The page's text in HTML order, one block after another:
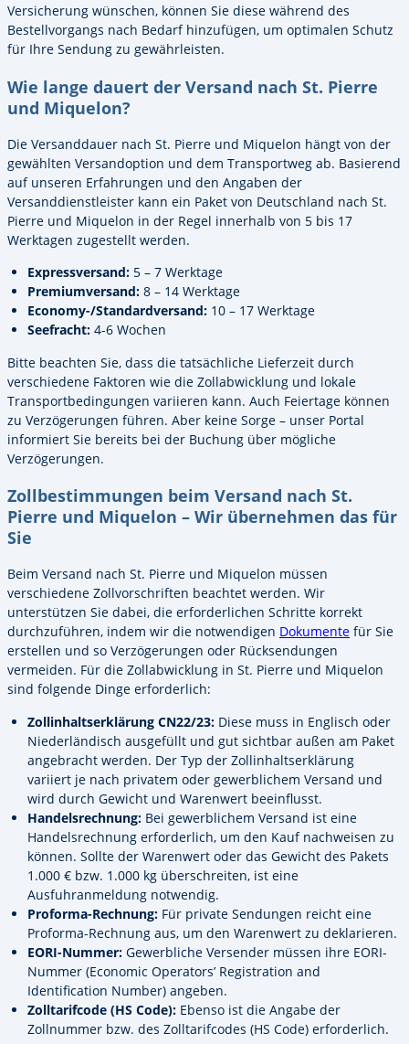
Versicherung wünschen, können Sie diese während des
Bestellvorgangs nach Bedarf hinzufügen, um optimalen Schutz
für Ihre Sendung zu gewährleisten.
Wie lange dauert der Versand nach St. Pierre
und Miquelon?
Die Versanddauer nach St. Pierre und Miquelon hängt von der
gewählten Versandoption und dem Transportweg ab. Basierend
auf unseren Erfahrungen und den Angaben der
Versanddienstleister kann ein Paket von Deutschland nach St.
Pierre und Miquelon in der Regel innerhalb von 5 bis 17
Werktagen zugestellt werden.
Expressversand: 5 – 7 Werktage
Premiumversand: 8 – 14 Werktage
Economy-/Standardversand: 10 – 17 Werktage
Seefracht: 4-6 Wochen
Bitte beachten Sie, dass die tatsächliche Lieferzeit durch
verschiedene Faktoren wie die Zollabwicklung und lokale
Transportbedingungen variieren kann. Auch Feiertage können
zu Verzögerungen führen. Aber keine Sorge – unser Portal
informiert Sie bereits bei der Buchung über mögliche
Verzögerungen.
Zollbestimmungen beim Versand nach St.
Pierre und Miquelon – Wir übernehmen das für
Sie
Beim Versand nach St. Pierre und Miquelon müssen
verschiedene Zollvorschriften beachtet werden. Wir
unterstützen Sie dabei, die erforderlichen Schritte korrekt
durchzuführen, indem wir die notwendigen Dokumente für Sie
erstellen und so Verzögerungen oder Rücksendungen
vermeiden. Für die Zollabwicklung in St. Pierre und Miquelon
sind folgende Dinge erforderlich:
Zollinhaltserklärung CN22/23: Diese muss in Englisch oder
Niederländisch ausgefüllt und gut sichtbar außen am Paket
angebracht werden. Der Typ der Zollinhaltserklärung
variiert je nach privatem oder gewerblichem Versand und
wird durch Gewicht und Warenwert beeinflusst.
Handelsrechnung: Bei gewerblichem Versand ist eine
Handelsrechnung erforderlich, um den Kauf nachweisen zu
können. Sollte der Warenwert oder das Gewicht des Pakets
1.000 € bzw. 1.000 kg überschreiten, ist eine
Ausfuhranmeldung notwendig.
Proforma-Rechnung: Für private Sendungen reicht eine
Proforma-Rechnung aus, um den Warenwert zu deklarieren.
EORI-Nummer: Gewerbliche Versender müssen ihre EORI-
Nummer (Economic Operators’ Registration and
Identification Number) angeben.
Zolltarifcode (HS Code): Ebenso ist die Angabe der
Zollnummer bzw. des Zolltarifcodes (HS Code) erforderlich.